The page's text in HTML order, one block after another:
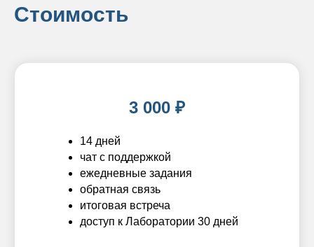
Стоимость
3 000 ₽
14 дней
чат с поддержкой
ежедневные задания
обратная связь
итоговая встреча
доступ к Лаборатории 30 дней